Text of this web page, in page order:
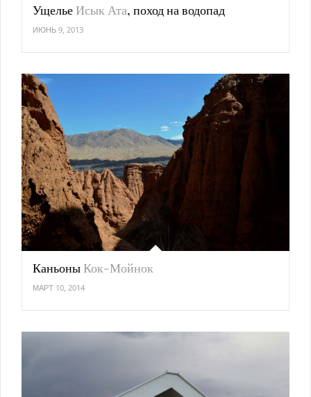
УщельеИсык Ата, поход на водопад
ИЮНЬ 9, 2013
КаньоныКок-Мойнок
МАРТ 10, 2014